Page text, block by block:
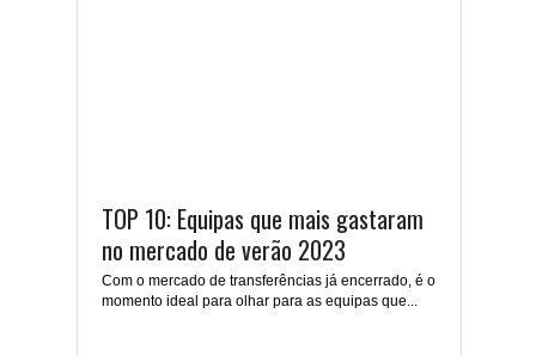
TOP 10: Equipas que mais gastaram
no mercado de verão 2023
Com o mercado de transferências já encerrado, é o
momento ideal para olhar para as equipas que...